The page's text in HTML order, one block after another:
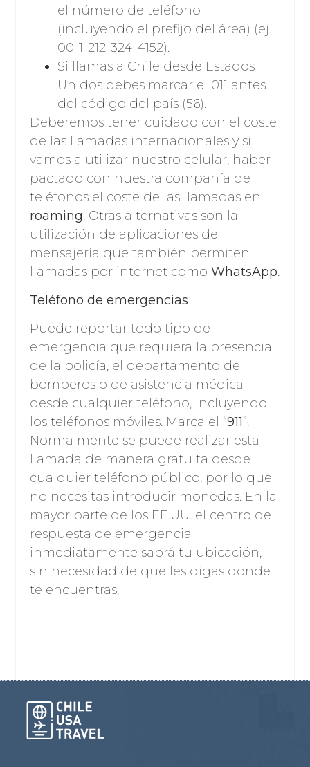
el número de teléfono
(incluyendo el prefijo del área) (ej.
00-1-212-324-4152).
Si llamas a Chile desde Estados
Unidos debes marcar el 011 antes
del código del país (56).
Deberemos tener cuidado con el coste
de las llamadas internacionales y si
vamos a utilizar nuestro celular, haber
pactado con nuestra compañía de
teléfonos el coste de las llamadas en
roaming. Otras alternativas son la
utilización de aplicaciones de
mensajería que también permiten
llamadas por internet comoWhatsApp.
Teléfono de emergencias
Puede reportar todo tipo de
emergencia que requiera la presencia
de la policía, el departamento de
bomberos o de asistencia médica
desde cualquier teléfono, incluyendo
los teléfonos móviles. Marca el “911”.
Normalmente se puede realizar esta
llamada de manera gratuita desde
cualquier teléfono público, por lo que
no necesitas introducir monedas. En la
mayor parte de los EE.UU. el centro de
respuesta de emergencia
inmediatamente sabrá tu ubicación,
sin necesidad de que les digas donde
te encuentras.